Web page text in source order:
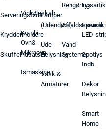
Serveringsfade
Krydderiholdere
Skuffeindsatser
Vinkøleskab
Kombi
Ovn&
Mikroovn
Ismaskine
Lamper
(Udendørs)
Ude
Belysning
Vask &
Armaturer
Affaldsspande
Vand
Systemer
Lys
LED-
Spotlys
Indb.
Dekor
Smart
Home